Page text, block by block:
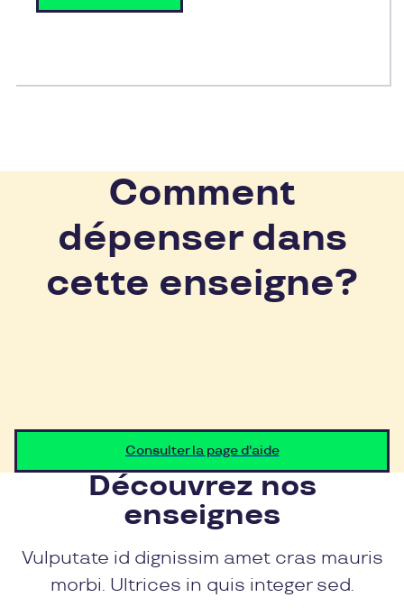
Comment
dépenser dans
cette enseigne?
Consulter la page d'aide
Découvrez nos
enseignes
Vulputate id dignissim amet cras mauris
morbi. Ultrices in quis integer sed.